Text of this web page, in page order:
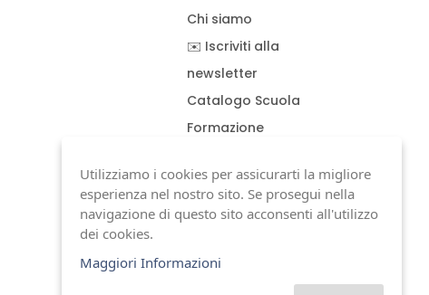
Chi siamo
✉️ Iscriviti alla
newsletter
Catalogo Scuola
Formazione
Download documenti
Condizioni generali
Utilizziamo i cookies per assicurarti la migliore
esperienza nel nostro sito. Se prosegui nella
navigazione di questo sito acconsenti all'utilizzo
dei cookies.
Maggiori Informazioni